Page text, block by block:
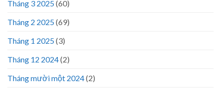
Tháng 3 2025(60)
Tháng 2 2025(69)
Tháng 1 2025(3)
Tháng 12 2024(2)
Tháng mười một 2024(2)